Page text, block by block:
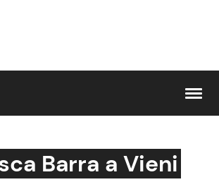
Barra a Vieni